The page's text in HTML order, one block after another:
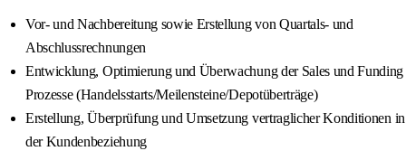
Vor- und Nachbereitung sowie Erstellung von Quartals- und
Abschlussrechnungen
Entwicklung, Optimierung und Überwachung der Sales und Funding
Prozesse (Handelsstarts/Meilensteine/Depotüberträge)
Erstellung, Überprüfung und Umsetzung vertraglicher Konditionen in
der Kundenbeziehung